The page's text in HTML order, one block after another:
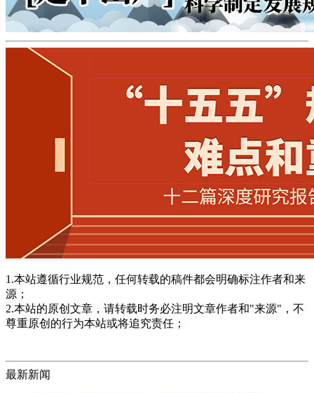
1.本站遵循行业规范，任何转载的稿件都会明确标注作者和来
源；
2.本站的原创文章，请转载时务必注明文章作者和"来源"，不
尊重原创的行为本站或将追究责任；
最新新闻